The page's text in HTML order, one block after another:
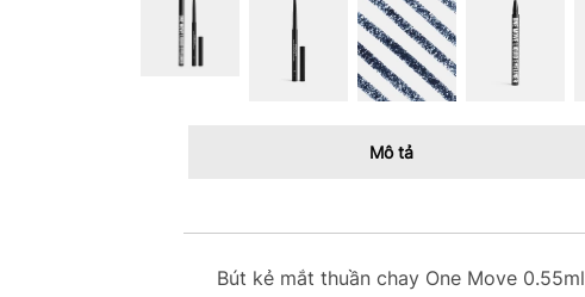
Mô tả
Bút kẻ mắt thuần chay One Move 0.55ml